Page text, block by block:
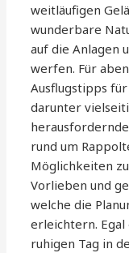
weitläufigen
wunderbare
auf die Anlagen
werfen. Für
Ausflugstipps
darunter
rund um
Möglichkeiten
Vorlieben und
welche die
erleichtern. Egal
ruhigen Tag in